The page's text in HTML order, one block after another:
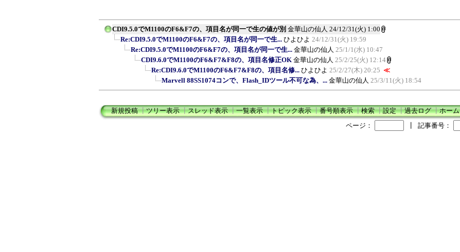
CDI9.5.0でM1100のF6&F7の、項目名が同一で生の値が別 金華山の仙人 24/12/31(火) 1:00
Re:CDI9.5.0でM1100のF6&F7の、項目名が同一で生... ひよひよ 24/12/31(火) 19:59
Re:CDI9.5.0でM1100のF6&F7の、項目名が同一で生... 金華山の仙人 25/1/1(水) 10:47
CDI9.6.0でM1100のF6&F7&F8の、項目名修正OK 金華山の仙人 25/2/25(火) 12:14
Re:CDI9.6.0でM1100のF6&F7&F8の、項目名修... ひよひよ 25/2/27(木) 20:25 ≪
Marvell 88SS1074コンで、Flash_IDツール不可な為、... 金華山の仙人 25/3/11(火) 18:54
新規投稿┃ツリー表示┃スレッド表示┃一覧表示┃トピック表示┃番号順表示┃検索┃設定┃過去ログ┃ホーム
ページ：
記事番号：